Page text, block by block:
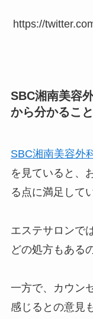
https://
SBC湘南美容
から分かること
SBC湘南美容外
を見ていると、
る点に満足して
エステサロンで
どの処方もある
一方で、カウン
感じるとの意見